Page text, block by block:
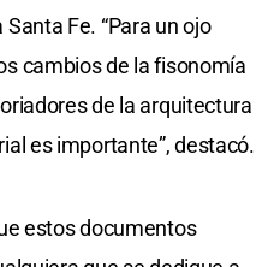
Fe. “Para un ojo
cambios de la fisonomía
de la arquitectura
es importante”, destacó.
estos documentos